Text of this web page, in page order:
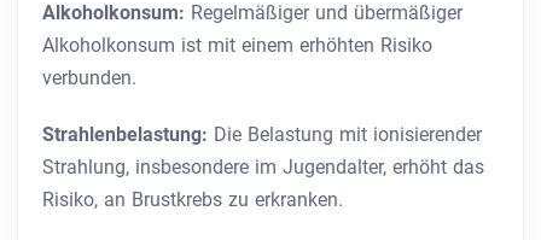
Alkoholkonsum: Regelmäßiger und übermäßiger
Alkoholkonsum ist mit einem erhöhten Risiko
verbunden.
Strahlenbelastung: Die Belastung mit ionisierender
Strahlung, insbesondere im Jugendalter, erhöht das
Risiko, an Brustkrebs zu erkranken.